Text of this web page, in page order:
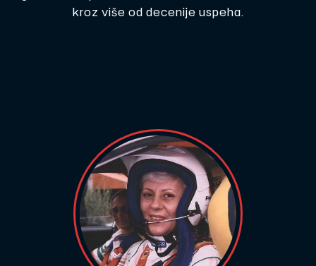
kroz više od decenije uspeha.